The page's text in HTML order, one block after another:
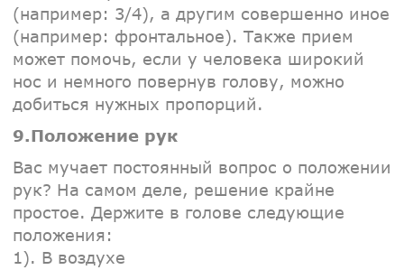
(например: 3/4), а другим совершенно иное
(например: фронтальное). Также прием
может помочь, если у человека широкий
нос и немного повернув голову, можно
добиться нужных пропорций.
9.Положение рук
Вас мучает постоянный вопрос о положении
рук? На самом деле, решение крайне
простое. Держите в голове следующие
положения:
1). В воздухе